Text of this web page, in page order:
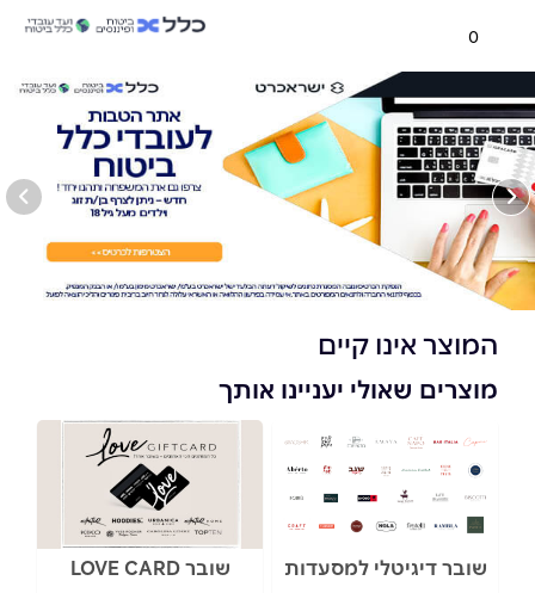
0
המוצר אינו קיים
מוצרים שאולי יעניינו אותך
שובר דיגיטלי למסעדות שובר LOVE CARD